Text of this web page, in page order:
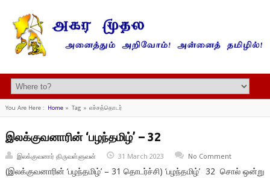
You Are Here : Home» Tag » எச்சத்தொடர்
இலக்குவனாரின் ‘பழந்தமிழ்’ – 32
இலக்குவனார் திருவள்ளுவன் 31 March 2023 No Comment
(இலக்குவனாரின் ‘பழந்தமிழ்’ – 31 தொடர்ச்சி) ‘பழந்தமிழ்’ 32 சொல் ஒன்று